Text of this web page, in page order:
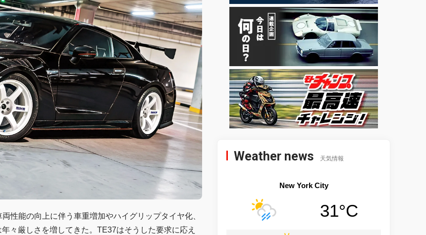
性能の向上に伴う車重増加やハイグリップタイヤ化、
々厳しさを増してきた。TE37はそうした要求に応え
Weather news 天気情報
New York City
31°C